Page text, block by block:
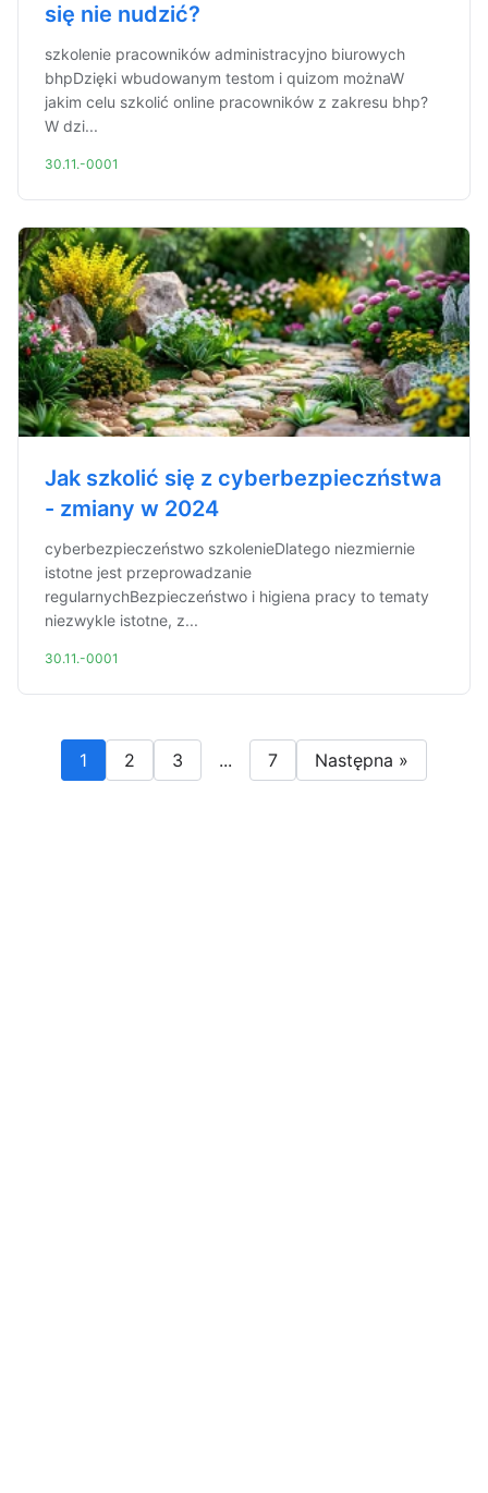
się nie nudzić?
szkolenie pracowników administracyjno biurowych
bhpDzięki wbudowanym testom i quizom możnaW
jakim celu szkolić online pracowników z zakresu bhp?
W dzi...
30.11.-0001
Jak szkolić się z cyberbezpieczństwa
- zmiany w 2024
cyberbezpieczeństwo szkolenieDlatego niezmiernie
istotne jest przeprowadzanie
regularnychBezpieczeństwo i higiena pracy to tematy
niezwykle istotne, z...
30.11.-0001
1 2 3 ... 7 Następna »